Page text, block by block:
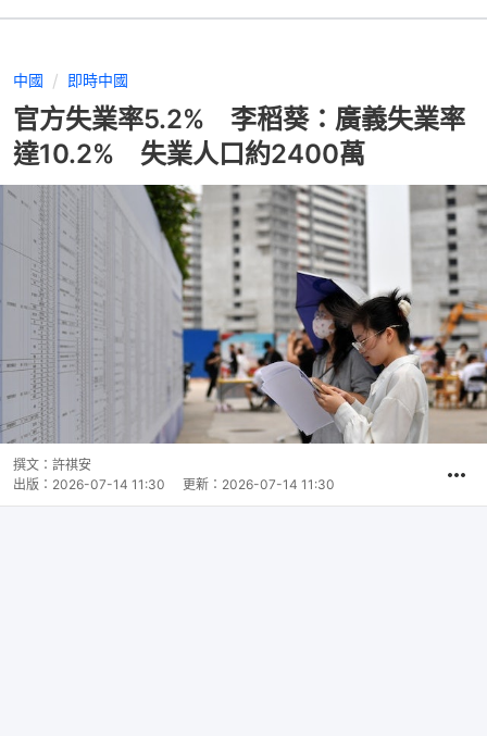
中國 即時中國
官方失業率5.2% 李稻葵：廣義失業率
達10.2% 失業人口約2400萬
撰文： 許祺安
出版： 2026-07-14 11:30 更新： 2026-07-14 11:30